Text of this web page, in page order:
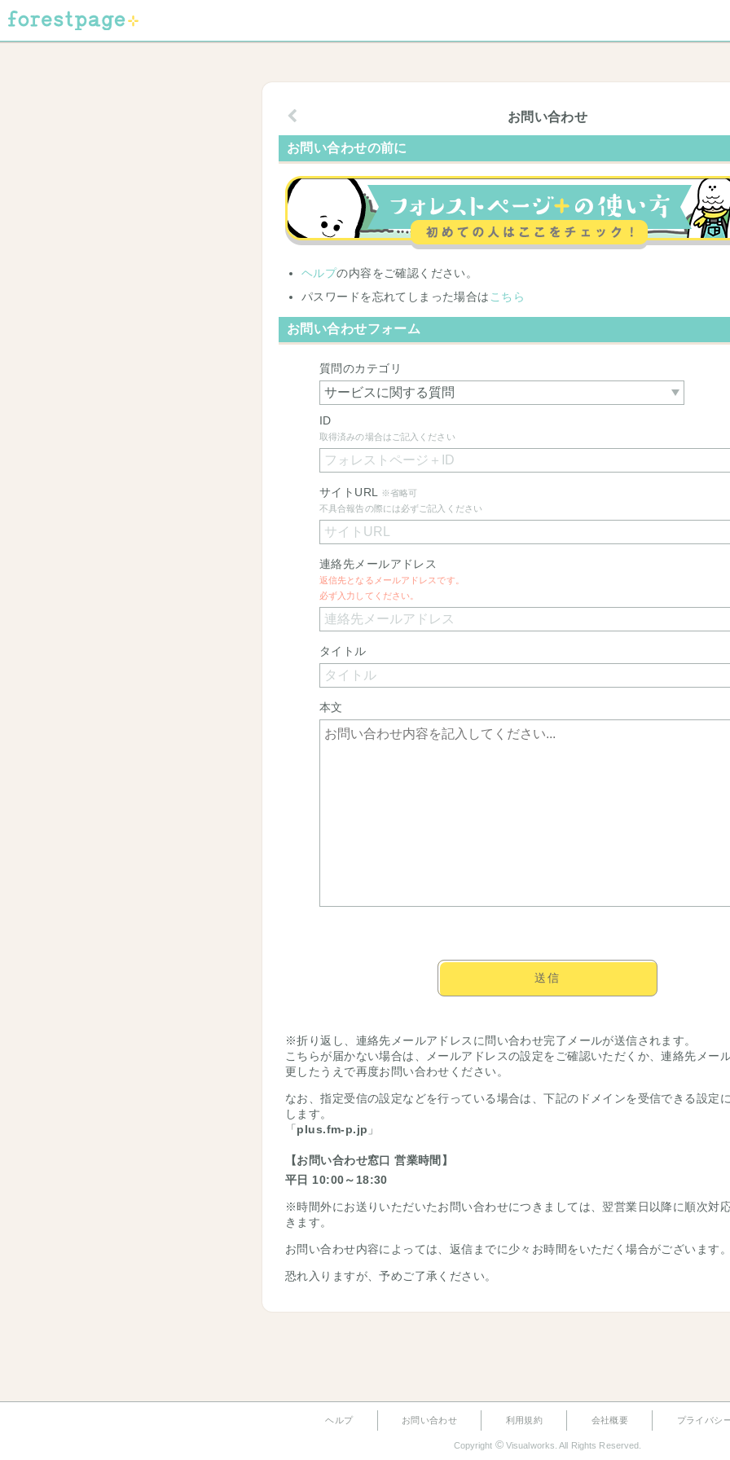
お問い合わせ
お問い合わせの前に
ヘルプの内容をご確認ください。
パスワードを忘れてしまった場合は こちら
お問い合わせフォーム
質問のカテゴリ
ID
取得済みの場合はご記入ください
サイトURL
※省略可
不具合報告の際には必ずご記入ください
連絡先メールアドレス
返信先となるメールアドレスです。
必ず入力してください。
タイトル
本文
送信
※折り返し、連絡先メールアドレスに問い合わせ完了メールが送信されます。
こちらが届かない場合は、メールアドレスの設定をご確認いただくか、連絡先メー
更したうえで再度お問い合わせください。
なお、指定受信の設定などを行っている場合は、下記のドメインを受信できる設定
します。
「 plus.fm-p.jp 」
【お問い合わせ窓口 営業時間】
平日 10:00～18:30
※時間外にお送りいただいたお問い合わせにつきましては、翌営業日以降に順次対
きます。
お問い合わせ内容によっては、返信までに少々お時間をいただく場合がございます。
恐れ入りますが、予めご了承ください。
ヘルプ お問い合わせ 利用規約 会社概要 プライバシ
Copyright ©Visualworks. All Rights Reserved.